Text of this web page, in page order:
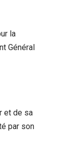
la
Général
et de sa
par son